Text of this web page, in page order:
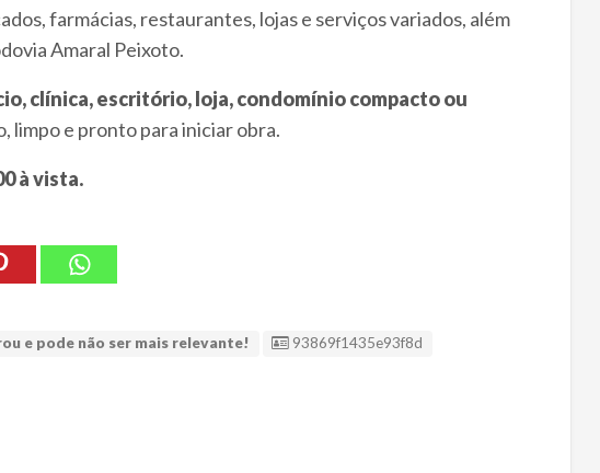
farmácias, restaurantes, lojas e serviços variados, além
Amaral Peixoto.
clínica, escritório, loja, condomínio compacto ou
limpo e pronto para iniciar obra.
à vista.
e pode não ser mais relevante! ID Anúncio
93869f1435e93f8d